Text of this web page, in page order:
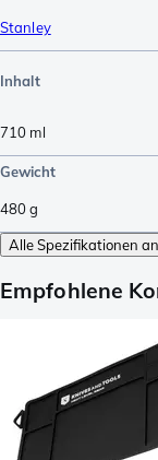
Stanley
Inhalt
710 ml
Gewicht
480g
Alle Spezifikationen
Empfohlene